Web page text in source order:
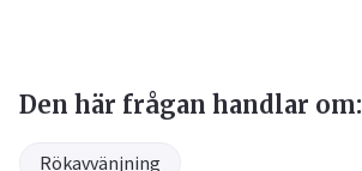
Den här frågan handlar om:
Rökavvänjning